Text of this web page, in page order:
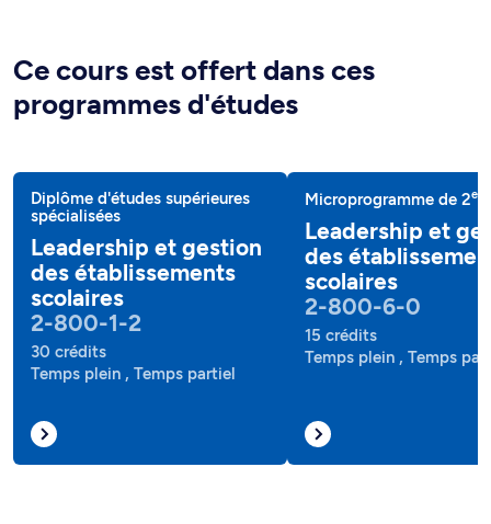
Ce cours est offert dans ces
programmes d'études
Diplôme d'études supérieures
spécialisées
Leadership et gestion
des établissements
scolaires
2-800-1-2
30 crédits
Temps plein , Temps partiel
Microprogramme de 2e
Leadership et
des
scolaires
2-800-6-0
15 crédits
Temps plein , Temps